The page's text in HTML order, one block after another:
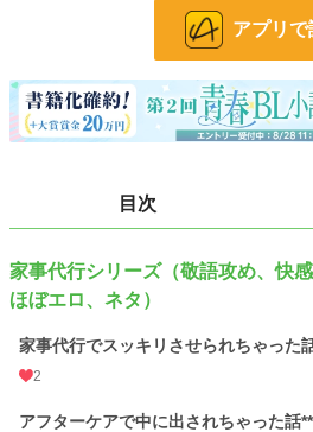
9,749 位 / 31,406 件
24h.ポイント 7 pt
2019.11.10 18:51
週間ポイント 175 pt (26,536 位)
アプリで
目次
家事代行シリーズ（敬語攻め、快
ほぼエロ、ネタ）
家事代行でスッキリさせられちゃった
2
アフターケアで中に出されちゃった話